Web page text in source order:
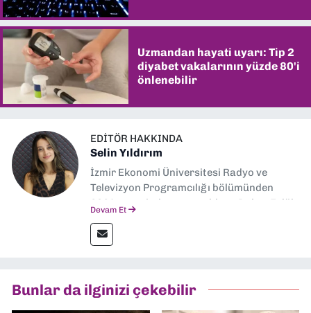
Uzmandan hayati uyarı: Tip 2
diyabet vakalarının yüzde 80'i
önlenebilir
EDITÖR HAKKINDA
Selin Yıldırım
İzmir Ekonomi Üniversitesi Radyo ve
Televizyon Programcılığı bölümünden
2024 senesinde mezun oldum. Dokuz Eylül
editörlük görevini de üstleniyorum.
Devam Et
Bunlar da ilginizi çekebilir